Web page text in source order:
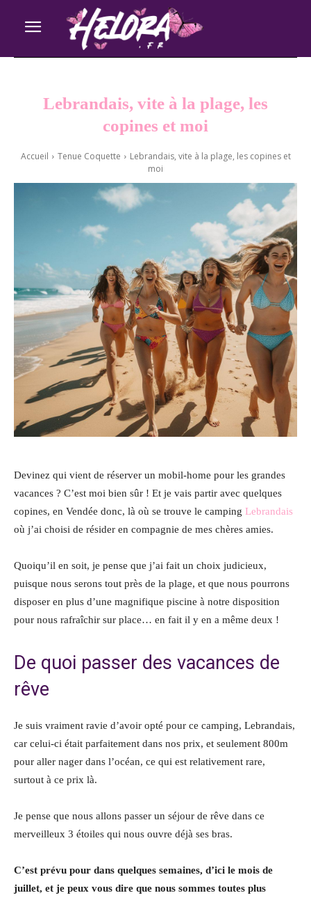
Lebrandais, vite à la plage, les
copines et moi
Accueil Tenue Coquette
Lebrandais, vite à la plage, les copines et
moi
Devinez qui vient de réserver un mobil-home pour les grandes
vacances ? C’est moi bien sûr ! Et je vais partir avec quelques
copines, en Vendée donc, là où se trouve le camping Lebrandais
où j’ai choisi de résider en compagnie de mes chères amies.
Quoiqu’il en soit, je pense que j’ai fait un choix judicieux,
puisque nous serons tout près de la plage, et que nous pourrons
disposer en plus d’une magnifique piscine à notre disposition
pour nous rafraîchir sur place… en fait il y en a même deux !
De quoi passer des vacances de
rêve
Je suis vraiment ravie d’avoir opté pour ce camping, Lebrandais,
car celui-ci était parfaitement dans nos prix, et seulement 800m
pour aller nager dans l’océan, ce qui est relativement rare,
surtout à ce prix là.
Je pense que nous allons passer un séjour de rêve dans ce
merveilleux 3 étoiles qui nous ouvre déjà ses bras.
C’est prévu pour dans quelques semaines, d’ici le mois de
juillet, et je peux vous dire que nous sommes toutes plus